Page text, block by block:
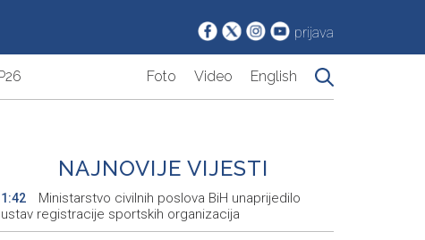
prijava
Foto Video English
NAJNOVIJE VIJESTI
Ministarstvo civilnih poslova BiH unaprijedilo
registracije sportskih organizacija